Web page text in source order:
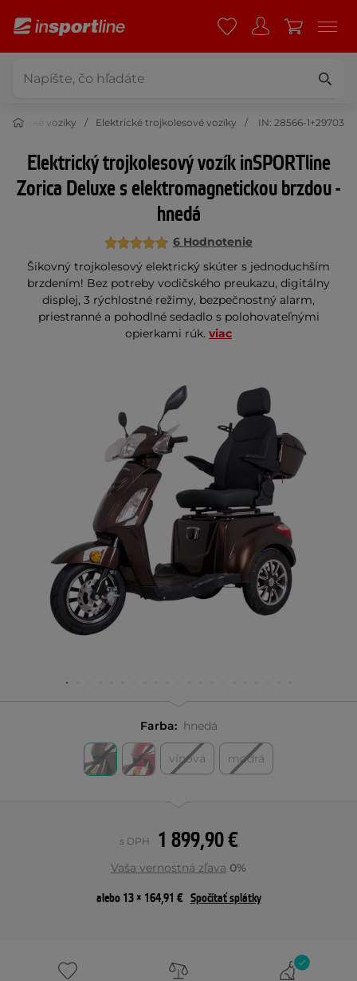
vozíky Elektrické trojkolesové vozíky IN: 28566-1+29703
Elektrický trojkolesový vozík inSPORTline
Zorica Deluxe s elektromagnetickou brzdou -
hnedá
6 Hodnotenie
Šikovný trojkolesový elektrický skúter s jednoduchším
brzdením! Bez potreby vodičského preukazu, digitálny
displej, 3 rýchlostné režimy, bezpečnostný alarm,
priestranné a pohodlné sedadlo s polohovateľnými
opierkami rúk. viac
Farba: hnedá
vínová modrá
1 899,90 €
s DPH
Vaša vernostná zľava 0%
alebo 13 × 164,91 € Spočítať splátky